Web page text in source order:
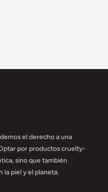
el derecho a una
por productos cruelty-
sino que también
la piel y el planeta.